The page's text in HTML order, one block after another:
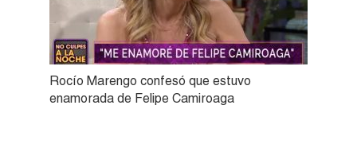
Rocío Marengo confesó que estuvo
enamorada de Felipe Camiroaga